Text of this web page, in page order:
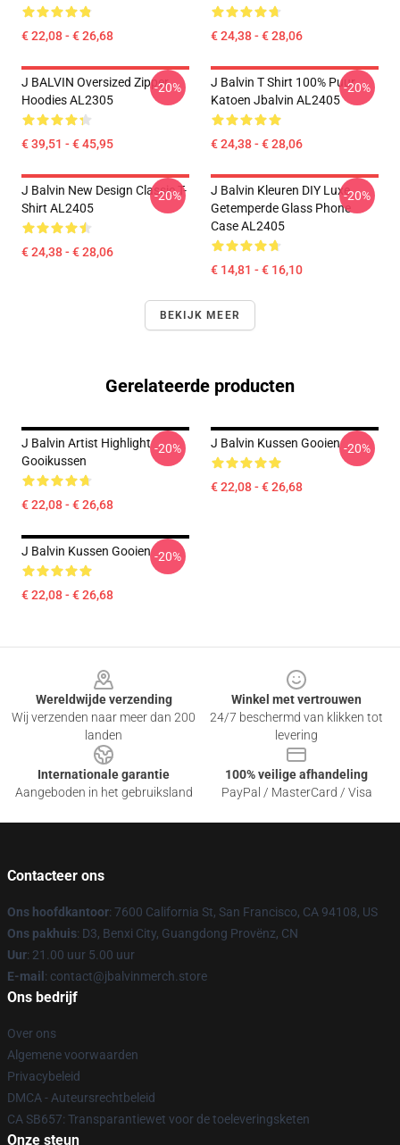
€ 22,08 - € 26,68 € 24,38 - € 28,06
J BALVIN Oversized Zipper
Hoodies AL2305
€ 39,51 - € 45,95
-20%
J Balvin T Shirt 100% Puur
Katoen Jbalvin AL2405
€ 24,38 - € 28,06
-20%
J Balvin New Design Classic T-
Shirt AL2405
€ 24,38 - € 28,06
-20%
J Balvin Kleuren DIY Luxe
Getemperde Glass Phone
Case AL2405
€ 14,81 - € 16,10
-20%
BEKIJK MEER
Gerelateerde producten
J Balvin Artist Highlight
Gooikussen
€ 22,08 - € 26,68
-20% J Balvin Kussen Gooien
€ 22,08 - € 26,68
-20%
J Balvin Kussen Gooien
€ 22,08 - € 26,68
-20%
Wereldwijde verzending
Wij verzenden naar meer dan 200
landen
Winkel met vertrouwen
24/7 beschermd van klikken tot
levering
Internationale garantie
Aangeboden in het gebruiksland
100% veilige afhandeling
PayPal / MasterCard / Visa
Contacteer ons
Ons hoofdkantoor: 7600 California St, San Francisco, CA 94108, US
Ons pakhuis: D3, Benxi City, Guangdong Provënz, CN
Uur: 21.00 uur 5.00 uur
E-mail : contact@jbalvinmerch.store
Ons bedrijf
Over ons
Algemene voorwaarden
Privacybeleid
DMCA - Auteursrechtbeleid
CA SB657: Transparantiewet voor de toeleveringsketen
Onze steun